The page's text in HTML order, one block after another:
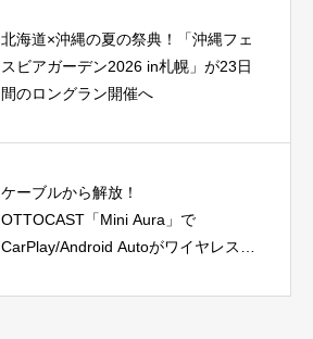
北海道×沖縄の夏の祭典！「沖縄フェ
スビアガーデン2026 in札幌」が23日
間のロングラン開催へ
ケーブルから解放！
OTTOCAST「Mini Aura」で
CarPlay/Android Autoがワイヤレス